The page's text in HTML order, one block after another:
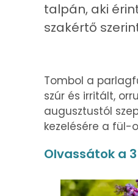
talpán, aki
szakértő
Tombol a
szúr és irritált,
augusztustól
kezelésére a fül-
Olvassátok a